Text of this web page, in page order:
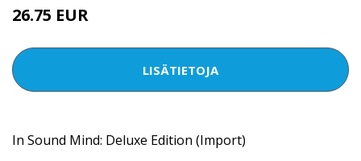
26.75 EUR
LISÄTIETOJA
In Sound Mind: Deluxe Edition (Import)